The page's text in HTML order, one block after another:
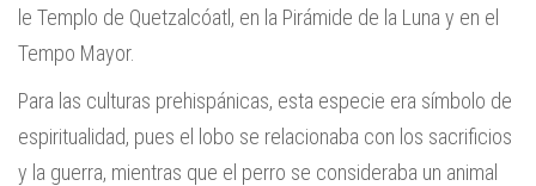
le Templo de Quetzalcóatl, en la Pirámide de la Luna y en el
Tempo Mayor.
Para las culturas prehispánicas, esta especie era símbolo de
espiritualidad, pues el lobo se relacionaba con los sacrificios
y la guerra, mientras que el perro se consideraba un animal